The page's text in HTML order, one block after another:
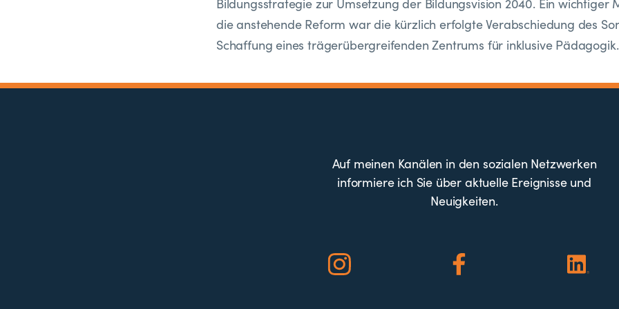
Bildungsstrategie zur Umsetzung der Bildungsvision 2040. Ein wichtiger
die anstehende Reform war die kürzlich erfolgte Verabschiedung des
Schaffung eines trägerübergreifenden Zentrums für inklusive Pädagogik.
Auf meinen Kanälen in den sozialen Netzwerken
informiere ich Sie über aktuelle Ereignisse und
Neuigkeiten.